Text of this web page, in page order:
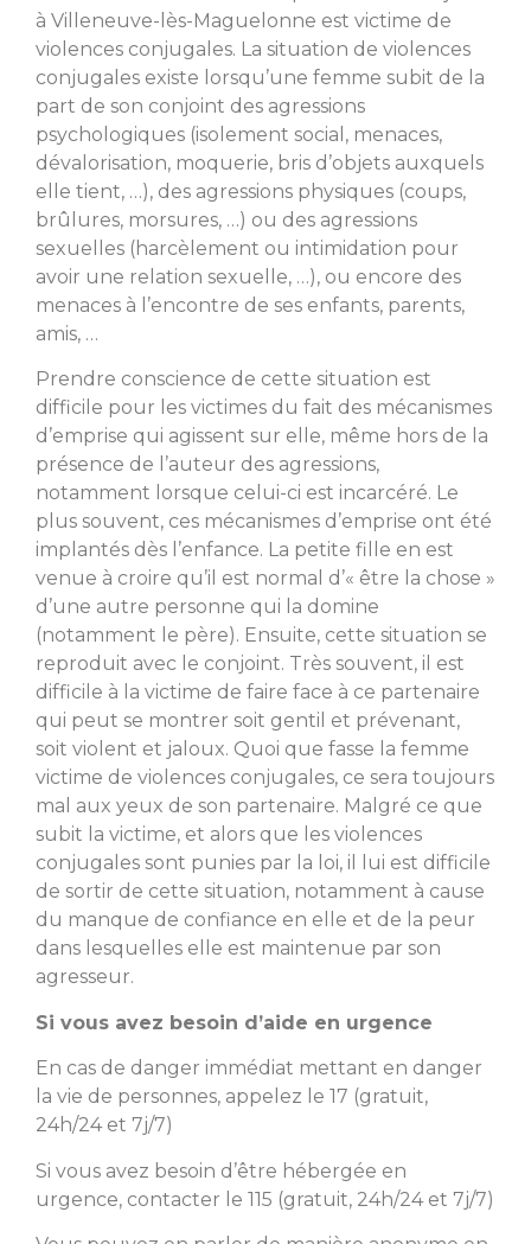
à Villeneuve-lès-Maguelonne est victime de
violences conjugales. La situation de violences
conjugales existe lorsqu’une femme subit de la
part de son conjoint des agressions
psychologiques (isolement social, menaces,
dévalorisation, moquerie, bris d’objets auxquels
elle tient, …), des agressions physiques (coups,
brûlures, morsures, …) ou des agressions
sexuelles (harcèlement ou intimidation pour
avoir une relation sexuelle, …), ou encore des
menaces à l’encontre de ses enfants, parents,
amis, …
Prendre conscience de cette situation est
difficile pour les victimes du fait des mécanismes
d’emprise qui agissent sur elle, même hors de la
présence de l’auteur des agressions,
notamment lorsque celui-ci est incarcéré. Le
plus souvent, ces mécanismes d’emprise ont été
implantés dès l’enfance. La petite fille en est
venue à croire qu’il est normal d’« être la chose »
d’une autre personne qui la domine
(notamment le père). Ensuite, cette situation se
reproduit avec le conjoint. Très souvent, il est
difficile à la victime de faire face à ce partenaire
qui peut se montrer soit gentil et prévenant,
soit violent et jaloux. Quoi que fasse la femme
victime de violences conjugales, ce sera toujours
mal aux yeux de son partenaire. Malgré ce que
subit la victime, et alors que les violences
conjugales sont punies par la loi, il lui est difficile
de sortir de cette situation, notamment à cause
du manque de confiance en elle et de la peur
dans lesquelles elle est maintenue par son
agresseur.
Si vous avez besoin d’aide en urgence
En cas de danger immédiat mettant en danger
la vie de personnes, appelez le 17 (gratuit,
24h/24 et 7j/7)
Si vous avez besoin d’être hébergée en
urgence, contacter le 115 (gratuit, 24h/24 et 7j/7)